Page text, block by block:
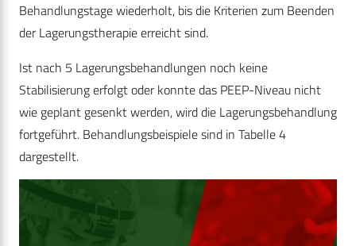
Behandlungstage wiederholt, bis die Kriterien zum Beenden
der Lagerungstherapie erreicht sind.
Ist nach 5 Lagerungsbehandlungen noch keine
Stabilisierung erfolgt oder konnte das PEEP-Niveau nicht
wie geplant gesenkt werden, wird die Lagerungsbehandlung
fortgeführt. Behandlungsbeispiele sind in Tabelle 4
dargestellt.